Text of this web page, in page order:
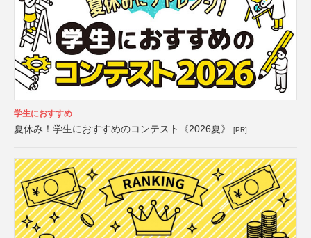
学生におすすめ
夏休み！学生におすすめのコンテスト《2026夏》 [PR]